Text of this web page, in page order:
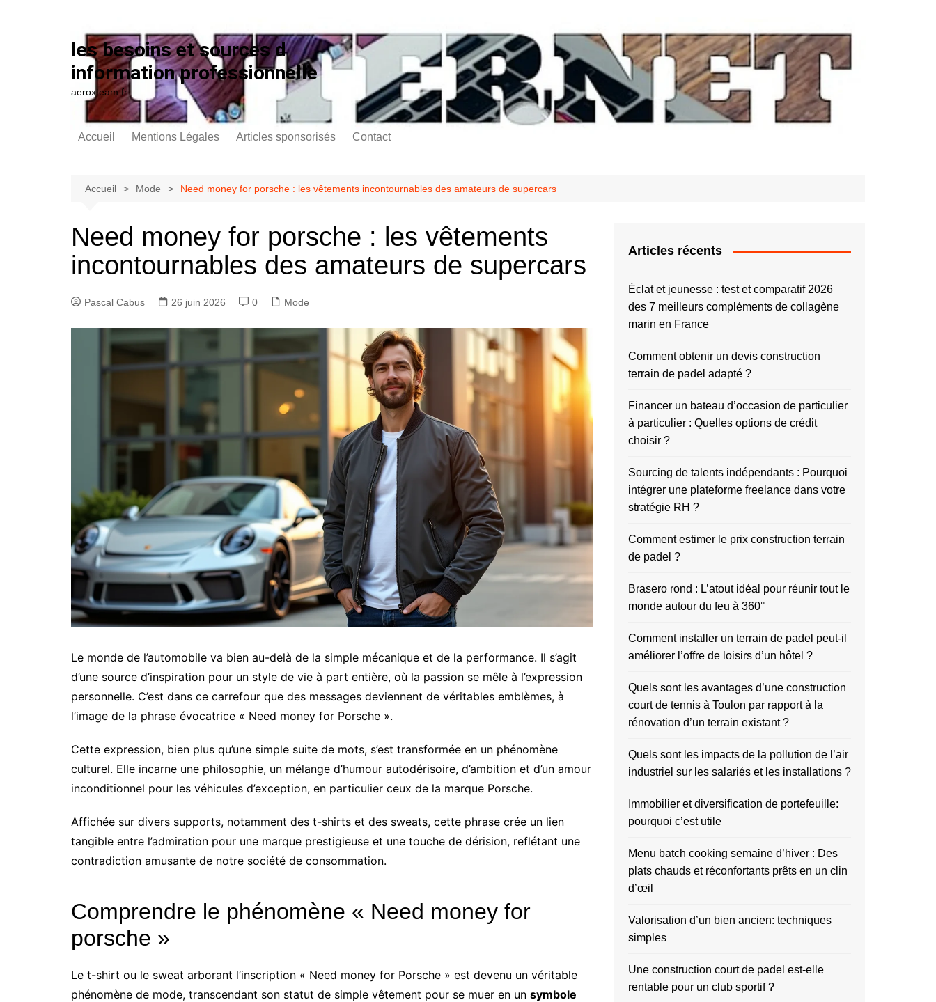
les besoins et sources d
information professionnelle
aeroxteam.fr
Accueil Mentions Légales Articles sponsorisés Contact
Accueil Mode Need money for porsche : les vêtements incontournables des amateurs de supercars
Need money for porsche : les vêtements
incontournables des amateurs de supercars
Pascal Cabus 26 juin 2026 0 Mode
Le monde de l’automobile va bien au-delà de la simple mécanique et de la performance. Il s’agit
d’une source d’inspiration pour un style de vie à part entière, où la passion se mêle à l’expression
personnelle. C’est dans ce carrefour que des messages deviennent de véritables emblèmes, à
l’image de la phrase évocatrice « Need money for Porsche ».
Cette expression, bien plus qu’une simple suite de mots, s’est transformée en un phénomène
culturel. Elle incarne une philosophie, un mélange d’humour autodérisoire, d’ambition et d’un amour
inconditionnel pour les véhicules d’exception, en particulier ceux de la marque Porsche.
Affichée sur divers supports, notamment des t-shirts et des sweats, cette phrase crée un lien
tangible entre l’admiration pour une marque prestigieuse et une touche de dérision, reflétant une
contradiction amusante de notre société de consommation.
Comprendre le phénomène « Need money for
porsche »
Le t-shirt ou le sweat arborant l’inscription « Need money for Porsche » est devenu un véritable
phénomène de mode, transcendant son statut de simple vêtement pour se muer en un symbole
Articles récents
Éclat et jeunesse : test et comparatif 2026
des 7 meilleurs compléments de collagène
marin en France
Comment obtenir un devis construction
terrain de padel adapté ?
Financer un bateau d’occasion de particulier
à particulier : Quelles options de crédit
choisir ?
Sourcing de talents indépendants : Pourquoi
intégrer une plateforme freelance dans votre
stratégie RH ?
Comment estimer le prix construction terrain
de padel ?
Brasero rond : L’atout idéal pour réunir tout le
monde autour du feu à 360°
Comment installer un terrain de padel peut-il
améliorer l’offre de loisirs d’un hôtel ?
Quels sont les avantages d’une construction
court de tennis à Toulon par rapport à la
rénovation d’un terrain existant ?
Quels sont les impacts de la pollution de l’air
industriel sur les salariés et les installations ?
Immobilier et diversification de portefeuille:
pourquoi c’est utile
Menu batch cooking semaine d’hiver : Des
plats chauds et réconfortants prêts en un clin
d’œil
Valorisation d’un bien ancien: techniques
simples
Une construction court de padel est-elle
rentable pour un club sportif ?